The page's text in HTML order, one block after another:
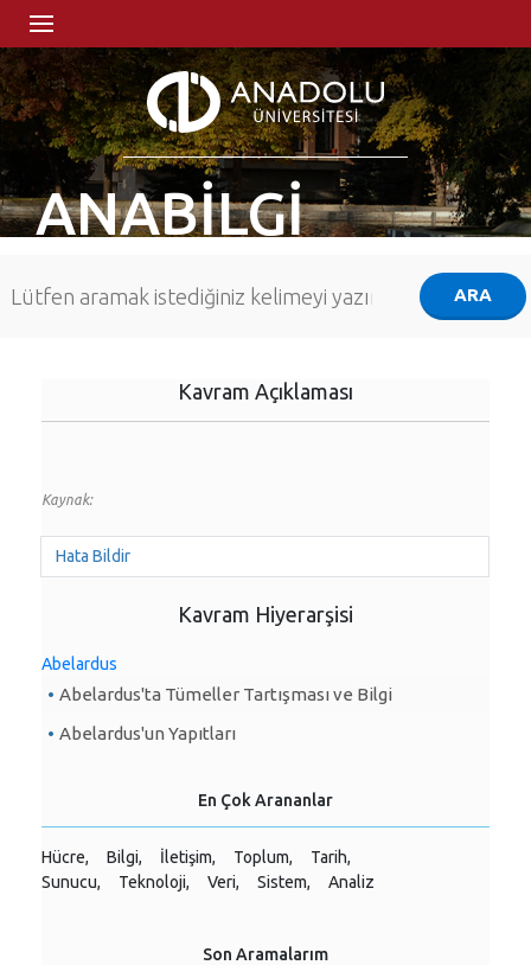
ANABİLGİ
Kavram Açıklaması
Kaynak:
Hata Bildir
Kavram Hiyerarşisi
Abelardus
Abelardus'ta Tümeller Tartışması ve Bilgi
Abelardus'un Yapıtları
En Çok Arananlar
Hücre, Bilgi, İletişim, Toplum,
Tarih,
Sunucu,
Teknoloji, Veri, Sistem, Analiz
Son Aramalarım